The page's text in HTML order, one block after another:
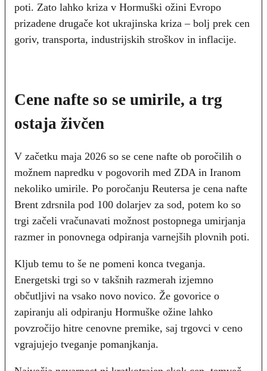
poti. Zato lahko kriza v Hormuški ožini Evropo
prizadene drugače kot ukrajinska kriza – bolj prek cen
goriv, transporta, industrijskih stroškov in inflacije.
Cene nafte so se umirile, a trg
ostaja živčen
V začetku maja 2026 so se cene nafte ob poročilih o
možnem napredku v pogovorih med ZDA in Iranom
nekoliko umirile. Po poročanju Reutersa je cena nafte
Brent zdrsnila pod 100 dolarjev za sod, potem ko so
trgi začeli vračunavati možnost postopnega umirjanja
razmer in ponovnega odpiranja varnejših plovnih poti.
Kljub temu to še ne pomeni konca tveganja.
Energetski trgi so v takšnih razmerah izjemno
občutljivi na vsako novo novico. Že govorice o
zapiranju ali odpiranju Hormuške ožine lahko
povzročijo hitre cenovne premike, saj trgovci v ceno
vgrajujejo tveganje pomanjkanja.